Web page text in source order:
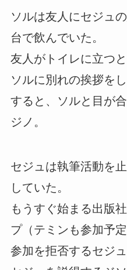
ソルは友人にセジュ
台で飲んでいた。
友人がトイレに立つ
ソルに別れの挨拶を
すると、ソルと目が
ジノ。
セジュは執筆活動を
していた。
もうすぐ始まる出版
プ（テミンも参加予
参加を拒否するセジュ